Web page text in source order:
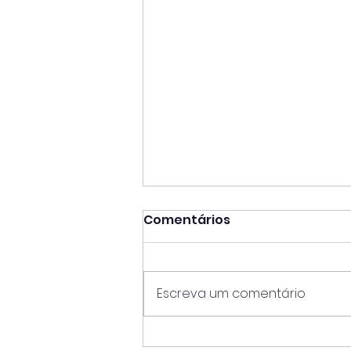
Mateus Silva unifica
Comentários
Escreva um comentário